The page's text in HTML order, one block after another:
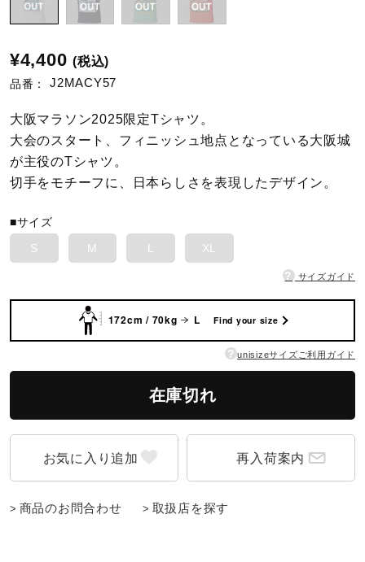
テニス／ソフトテニス
バドミントン
陸上競技
卓球
ソフトボール
柔道
ウィンタースポーツ
¥4,400 (税込)
品番： J2MACY57
大阪マラソン2025限定Tシャツ。
大会のスタート、フィニッシュ地点となっている大阪城
が主役のTシャツ。
切手をモチーフに、日本らしさを表現したデザイン。
■サイズ
S
M L XL
? サイズガイド
172cm / 70kg L Find your size
? unisizeサイズご利用ガイド
在庫切れ
再入荷案内
商品のお問合わせ 取扱店を探す